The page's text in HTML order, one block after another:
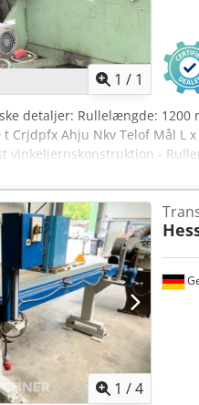
1 / 1
detaljer: Rullelængde: 1200
Crjdpfx Ahju Nkv Telof Mål L
vinkeljernskonstruktion -
- Transportbanelængde:
1 /4